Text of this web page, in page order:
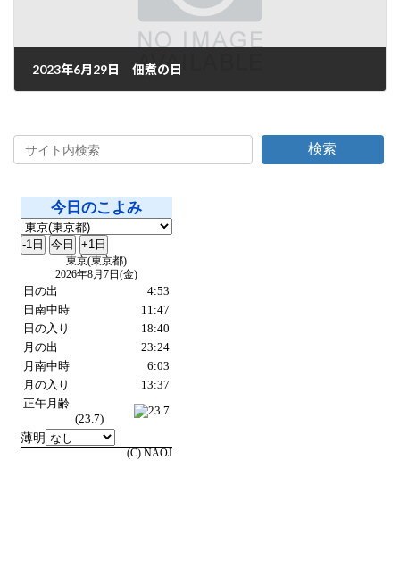
2023年6月29日 佃煮の日
検索